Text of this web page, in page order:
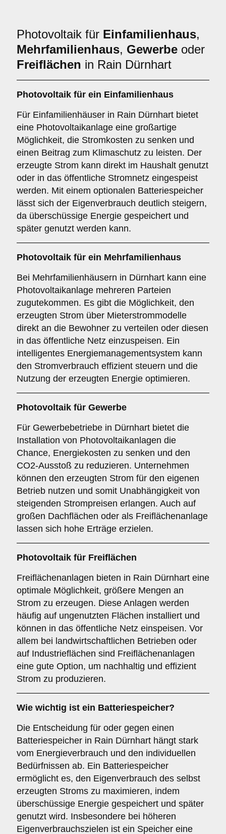
Photovoltaik für Einfamilienhaus,
Mehrfamilienhaus, Gewerbe oder
Freiflächen in Rain Dürnhart
Photovoltaik für ein Einfamilienhaus
Für Einfamilienhäuser in Rain Dürnhart bietet
eine Photovoltaikanlage eine großartige
Möglichkeit, die Stromkosten zu senken und
einen Beitrag zum Klimaschutz zu leisten. Der
erzeugte Strom kann direkt im Haushalt genutzt
oder in das öffentliche Stromnetz eingespeist
werden. Mit einem optionalen Batteriespeicher
lässt sich der Eigenverbrauch deutlich steigern,
da überschüssige Energie gespeichert und
später genutzt werden kann.
Photovoltaik für ein Mehrfamilienhaus
Bei Mehrfamilienhäusern in Dürnhart kann eine
Photovoltaikanlage mehreren Parteien
zugutekommen. Es gibt die Möglichkeit, den
erzeugten Strom über Mieterstrommodelle
direkt an die Bewohner zu verteilen oder diesen
in das öffentliche Netz einzuspeisen. Ein
intelligentes Energiemanagementsystem kann
den Stromverbrauch effizient steuern und die
Nutzung der erzeugten Energie optimieren.
Photovoltaik für Gewerbe
Für Gewerbebetriebe in Dürnhart bietet die
Installation von Photovoltaikanlagen die
Chance, Energiekosten zu senken und den
CO2-Ausstoß zu reduzieren. Unternehmen
können den erzeugten Strom für den eigenen
Betrieb nutzen und somit Unabhängigkeit von
steigenden Strompreisen erlangen. Auch auf
großen Dachflächen oder als Freiflächenanlage
lassen sich hohe Erträge erzielen.
Photovoltaik für Freiflächen
Freiflächenanlagen bieten in Rain Dürnhart eine
optimale Möglichkeit, größere Mengen an
Strom zu erzeugen. Diese Anlagen werden
häufig auf ungenutzten Flächen installiert und
können in das öffentliche Netz einspeisen. Vor
allem bei landwirtschaftlichen Betrieben oder
auf Industrieflächen sind Freiflächenanlagen
eine gute Option, um nachhaltig und effizient
Strom zu produzieren.
Wie wichtig ist ein Batteriespeicher?
Die Entscheidung für oder gegen einen
Batteriespeicher in Rain Dürnhart hängt stark
vom Energieverbrauch und den individuellen
Bedürfnissen ab. Ein Batteriespeicher
ermöglicht es, den Eigenverbrauch des selbst
erzeugten Stroms zu maximieren, indem
überschüssige Energie gespeichert und später
genutzt wird. Insbesondere bei höheren
Eigenverbrauchszielen ist ein Speicher eine